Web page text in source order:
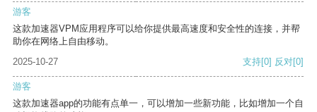
游客
这款加速器VPM应用程序可以给你提供最高速度和安全性的连接，并帮
助你在网络上自由移动。
2025-10-27
支持[0] 反对[0]
游客
这款加速器app的功能有点单一，可以增加一些新功能，比如增加一个自